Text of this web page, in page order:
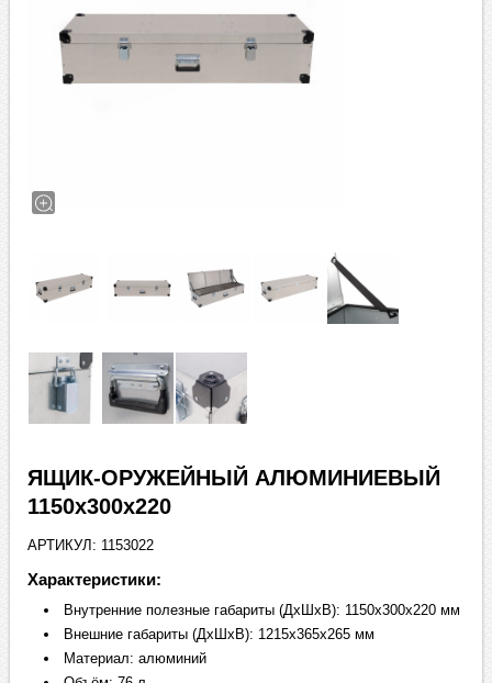
ЯЩИК-ОРУЖЕЙНЫЙ АЛЮМИНИЕВЫЙ
1150х300х220
АРТИКУЛ: 1153022
Характеристики:
Внутренние полезные габариты (ДхШхВ): 1150х300х220 мм
Внешние габариты (ДхШхВ): 1215х365х265 мм
Материал: алюминий